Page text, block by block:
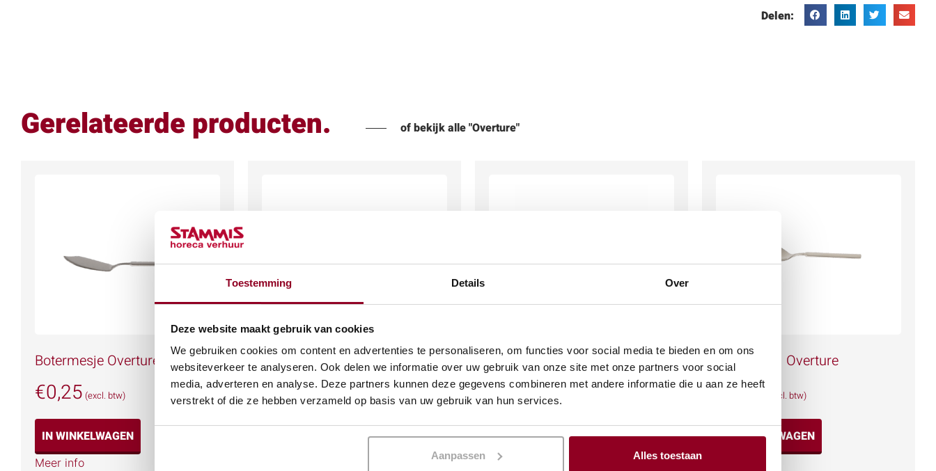
Toestemming Details Over
Deze website maakt gebruik van cookies
We gebruiken cookies om content en advertenties te personaliseren, om functies voor social media te bieden en om ons
websiteverkeer te analyseren. Ook delen we informatie over uw gebruik van onze site met onze partners voor social
media, adverteren en analyse. Deze partners kunnen deze gegevens combineren met andere informatie die u aan ze heeft
verstrekt of die ze hebben verzameld op basis van uw gebruik van hun services.
Aanpassen Alles toestaan
Delen:
Gerelateerde producten. of bekijk alle "Overture"
Botermesje Overture
€0,25 (excl. btw)
IN WINKELWAGEN
Meer info
Fruitmesje Overture
€0,25 (excl. btw)
Tafellepel Overture
€0,32 (excl. btw)
IN WINKELWAGEN
Meer info
Suikerlepel Overture
€0,25 (excl. btw)
IN WINKELWAGEN